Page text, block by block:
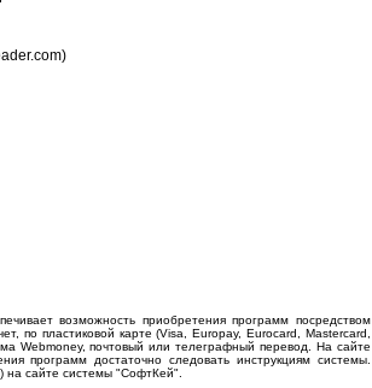
возможность приобретения программ посредством
пластиковой карте (Visa, Europay, Eurocard, Mastercard,
Webmoney, почтовый или телеграфный перевод. На сайте
программ достаточно следовать инструкциям системы.
на сайте системы "СофтКей".